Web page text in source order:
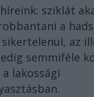
sziklát
a
az
semmiféle
lakossági